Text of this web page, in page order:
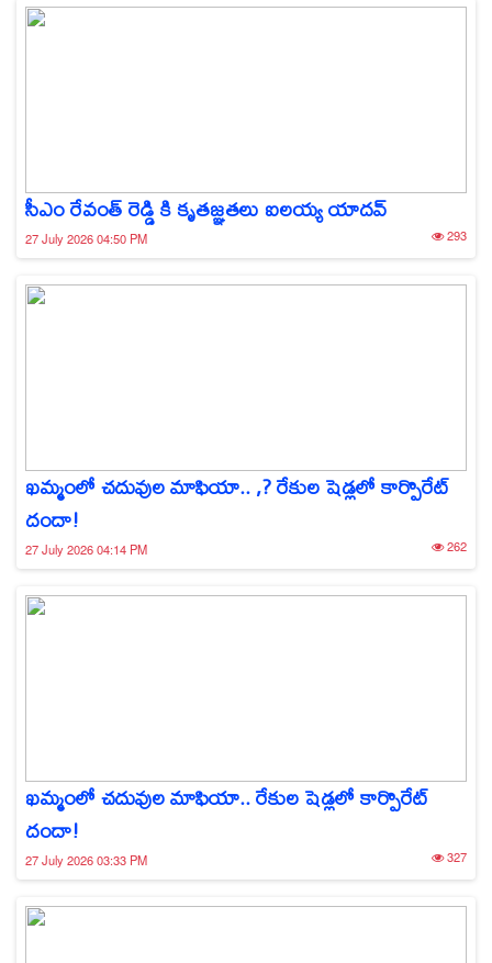
సీఎం రేవంత్ రెడ్డి కి కృతజ్ఞతలు ఐలయ్య యాదవ్
27 July 2026 04:50 PM 293
ఖమ్మంలో చదువుల మాఫియా.. ,? రేకుల షెడ్లలో కార్పొరేట్
దందా!
27 July 2026 04:14 PM 262
ఖమ్మంలో చదువుల మాఫియా.. రేకుల షెడ్లలో కార్పొరేట్
దందా!
27 July 2026 03:33 PM 327